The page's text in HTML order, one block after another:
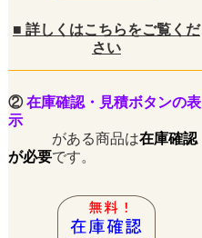
■ 詳しくはこちらをご覧くだ
さい
②在庫確認・見積ボタンの表
示
がある商品は在庫確認
が必要です。